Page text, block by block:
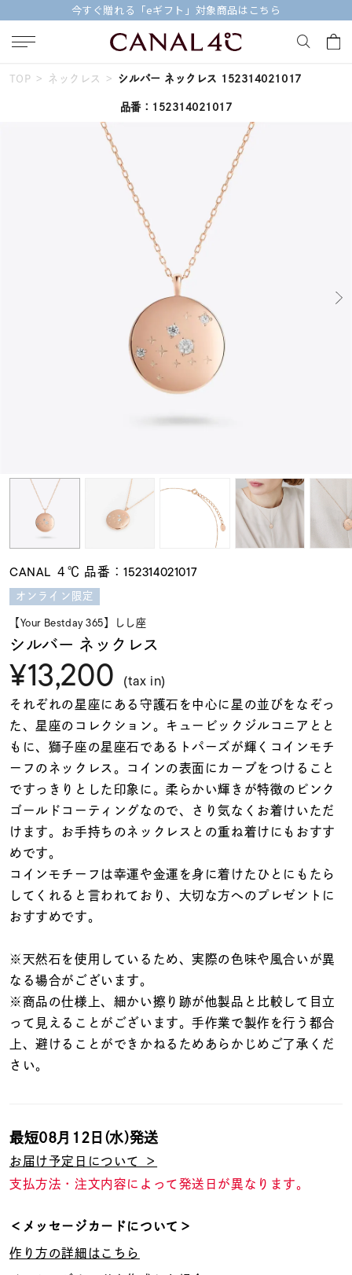
今すぐ贈れる「eギフト」対象商品はこちら
キーワードで検索する
人気検索キーワード
#ダイヤモンド ネックレス
#エタニティ
すべてのネックレス
誕生石
モチーフ
石の色
ファッションテイス
ト
着用シーン
コレクション
レディース
リングサイズ
メンズ
リングサイズ
～
価格 ¥0
在庫 在庫ありのみ すべて表示
TOP ネックレス シルバー ネックレス 152314021017
品番：152314021017
CANAL ４℃ 品番：152314021017
オンライン限定
【Your Bestday 365】しし座
シルバー ネックレス
¥13,200 (tax in)
それぞれの星座にある守護石を中心に星の並びをなぞっ
た、星座のコレクション。キュービックジルコニアとと
もに、獅子座の星座石であるトパーズが輝くコインモチ
ーフのネックレス。コインの表面にカーブをつけること
ですっきりとした印象に。柔らかい輝きが特徴のピンク
ゴールドコーティングなので、さり気なくお着けいただ
けます。お手持ちのネックレスとの重ね着けにもおすす
めです。
コインモチーフは幸運や金運を身に着けたひとにもたら
してくれると言われており、大切な方へのプレゼントに
おすすめです。
※天然石を使用しているため、実際の色味や風合いが異
なる場合がございます。
※商品の仕様上、細かい擦り跡が他製品と比較して目立
って見えることがございます。手作業で製作を行う都合
上、避けることができかねるためあらかじめご了承くだ
さい。
最短08月12日(水)発送
お届け予定日について ＞
支払方法・注文内容によって発送日が異なります。
＜メッセージカードについて＞
作り方の詳細はこちら